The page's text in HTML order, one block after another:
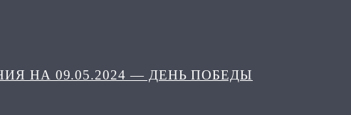
НА 09.05.2024 — ДЕНЬ ПОБЕДЫ